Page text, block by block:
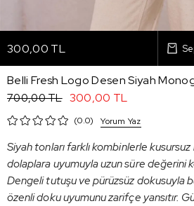
300,00 TL
Belli Fresh Logo Desen Siyah
700,00 TL 300,00 TL
0.0 Yorum Yaz
Siyah tonları farklı kombinlerle
dolaplara uyumuyla uzun süre değerini
Dengeli tutuşu ve pürüzsüz dokusuyla
özenli doku uyumunu zarifçe yansıtır.